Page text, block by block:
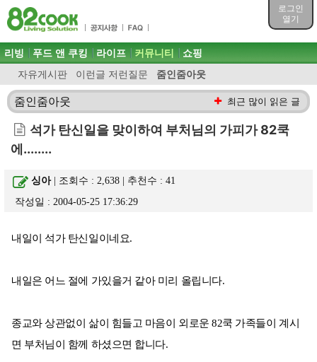
로그인
열기
목차
주메뉴 바로가기
컨텐츠 바로가기
검색 바로가기
로그인 바로가기
주메뉴
리빙 푸드 앤 쿠킹 라이프 커뮤니티
자유게시판 이런글 저런질문 줌인줌아웃
쇼핑
줌인줌아웃 최근 많이 읽은 글
석가 탄신일을 맞이하여 부처님의 가피가 82쿡
에........
싱아| 조회수 : 2,638 | 추천수 :41
작성일 : 2004-05-25 17:36:29
내일이 석가 탄신일이네요.
내일은 어느 절에 가있을거 같아 미리 올립니다.
종교와 상관없이 삶이 힘들고 마음이 외로운 82쿡 가족들이 계시
면 부처님이 함께 하셨으면 합니다.